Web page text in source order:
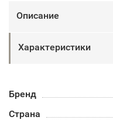
Описание
Характеристики
Бренд
Страна